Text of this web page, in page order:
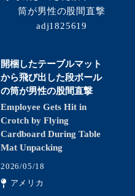
開梱したテーブルマット
から飛び出した段ボール
の筒が男性の股間直撃
Employee Gets Hit in
Crotch by Flying
Cardboard During Table
Mat Unpacking
2026/05/18
アメリカ